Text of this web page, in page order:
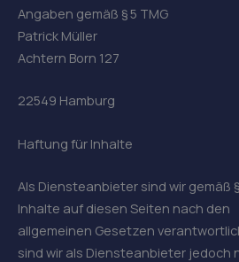
Angaben gemäß § 5 TMG
Patrick Müller
Achtern Born 127
22549 Hamburg
Haftung für Inhalte
Als Diensteanbieter sind wir gemäß
Inhalte auf diesen Seiten nach den
allgemeinen Gesetzen
sind wir als Diensteanbieter jedoch